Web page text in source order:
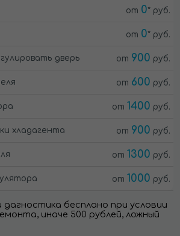
от 0* руб.
от 0* руб.
дверь от 900 руб.
от 600 руб.
от 1400 руб.
хладагента от 900 руб.
от 1300 руб.
от 1000 руб.
бесплано при условии
иначе 500 рублей, ложный